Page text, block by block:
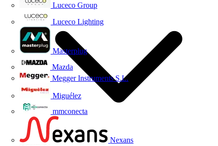
Luceco Group
Luceco Lighting
Masterplug
Mazda
Megger Instruments S.L.
Miguélez
mmconecta
Nexans